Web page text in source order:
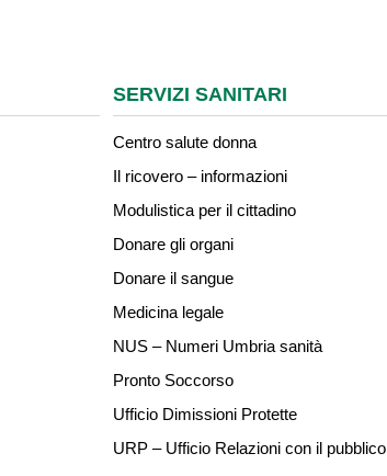
SERVIZI SANITARI
Centro salute donna
Il ricovero – informazioni
Modulistica per il cittadino
Donare gli organi
Donare il sangue
Medicina legale
NUS – Numeri Umbria sanità
Pronto Soccorso
Ufficio Dimissioni Protette
URP – Ufficio Relazioni con il pubblico